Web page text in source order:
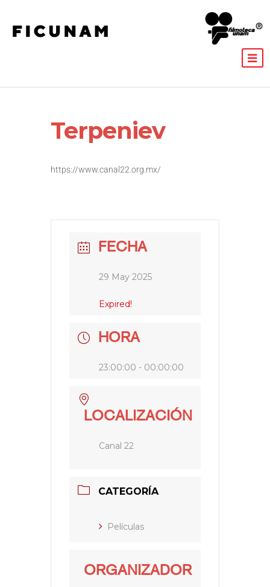
Terpeniev
https://www.canal22.org.mx/
FECHA
29 May 2025
Expired!
HORA
23:00:00 - 00:00:00
LOCALIZACIÓN
Canal 22
CATEGORÍA
Películas
ORGANIZADOR